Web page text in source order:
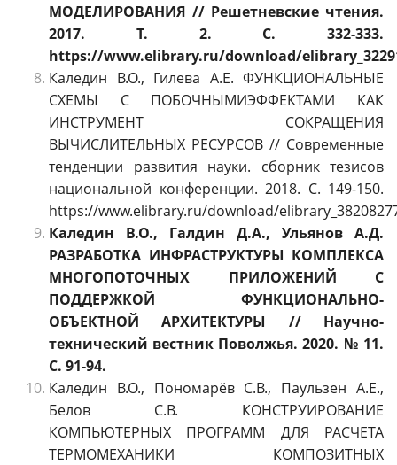
МОДЕЛИРОВАНИЯ // Решетневские чтения.
2017. Т. 2. С. 332-333.
https://www.elibrary.ru/download/
Каледин В.О., Гилева А.Е. ФУНКЦИОНАЛЬНЫЕ
СХЕМЫ С ПОБОЧНЫМИЭФФЕКТАМИ КАК
ИНСТРУМЕНТ СОКРАЩЕНИЯ
ВЫЧИСЛИТЕЛЬНЫХ РЕСУРСОВ // Современные
тенденции развития науки. сборник тезисов
национальной конференции. 2018. С. 149-150.
https://www.elibrary.ru/download/
Каледин В.О., Галдин Д.А., Ульянов А.Д.
РАЗРАБОТКА ИНФРАСТРУКТУРЫ КОМПЛЕКСА
МНОГОПОТОЧНЫХ ПРИЛОЖЕНИЙ С
ПОДДЕРЖКОЙ ФУНКЦИОНАЛЬНО-
ОБЪЕКТНОЙ АРХИТЕКТУРЫ // Научно-
технический вестник Поволжья. 2020. № 11.
С. 91-94.
Каледин В.О., Пономарёв С.В., Паульзен А.Е.,
Белов С.В. КОНСТРУИРОВАНИЕ
КОМПЬЮТЕРНЫХ ПРОГРАММ ДЛЯ РАСЧЕТА
ТЕРМОМЕХАНИКИ КОМПОЗИТНЫХ